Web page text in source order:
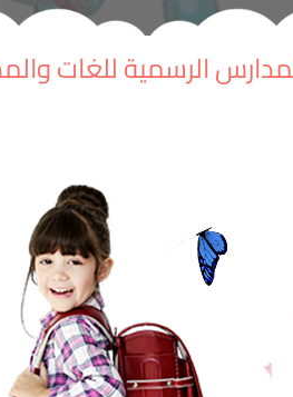
الرسمية للغات